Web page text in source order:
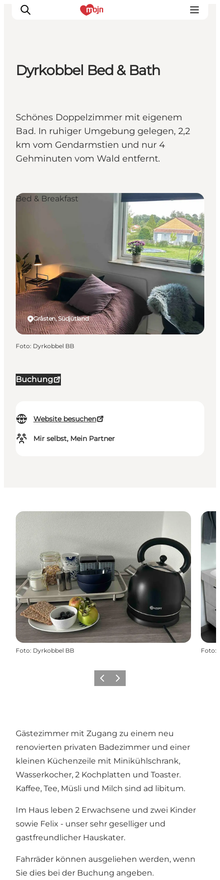
Events
Übernachtung
Plane deine Reise
Booking
Dyrkobbel Bed & Bath
Schönes Doppelzimmer mit eigenem
Bad. In ruhiger Umgebung gelegen, 2,2
km vom Gendarmstien und nur 4
Gehminuten vom Wald entfernt.
Buchung
Website besuchen
Mir selbst, Mein Partner
Gråsten, Südjütland
Bed & Breakfast
Foto: Dyrkobbel BB
Foto: Dyrkobbel BB Foto:
ZurückWeiter
Gästezimmer mit Zugang zu einem neu
renovierten privaten Badezimmer und einer
kleinen Küchenzeile mit Minikühlschrank,
Wasserkocher, 2 Kochplatten und Toaster.
Kaffee, Tee, Müsli und Milch sind ad libitum.
Im Haus leben 2 Erwachsene und zwei Kinder
sowie Felix - unser sehr geselliger und
gastfreundlicher Hauskater.
Fahrräder können ausgeliehen werden, wenn
Sie dies bei der Buchung angeben.